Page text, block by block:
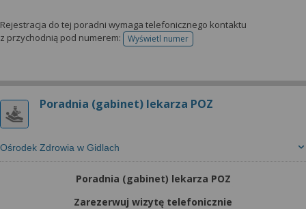
Rejestracja do tej poradni wymaga telefonicznego kontaktu
z przychodnią pod numerem:
Wyświetl numertelefonu do rejestracji
Poradnia (gabinet) lekarza POZ
Ośrodek Zdrowia w Gidlach
Poradnia (gabinet) lekarza POZ
Zarezerwuj wizytę telefonicznie